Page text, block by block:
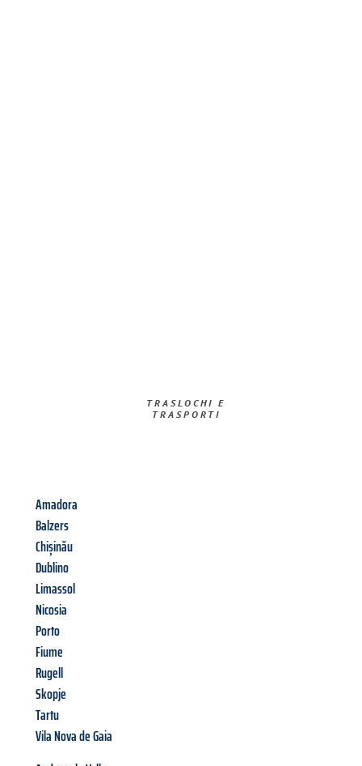
TRASLOCHI E
TRASPORTI​
Amadora
Balzers
Chișinău
Dublino
Limassol
Nicosia
Porto
Fiume
Rugell
Skopje
Tartu
Vila Nova de Gaia